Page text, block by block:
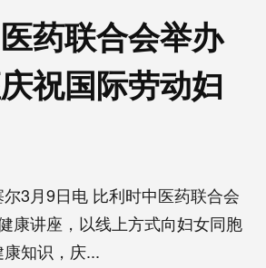
药联合会举办
祝国际劳动妇
3月9日电 比利时中医药联合会
康讲座，以线上方式向妇女同胞
知识，庆...